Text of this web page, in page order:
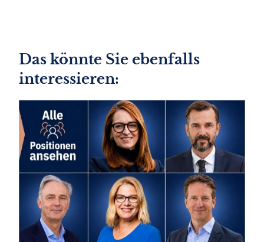
Das könnte Sie ebenfalls
interessieren: